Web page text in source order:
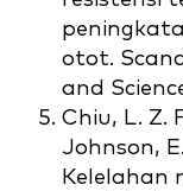
otot.
and
Chiu, L. Z.
Johnson,
Kelelahan